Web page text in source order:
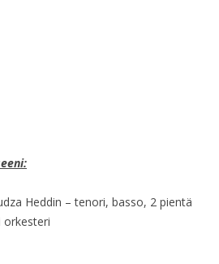
Heddin – tenori, basso, 2 pientä
orkesteri